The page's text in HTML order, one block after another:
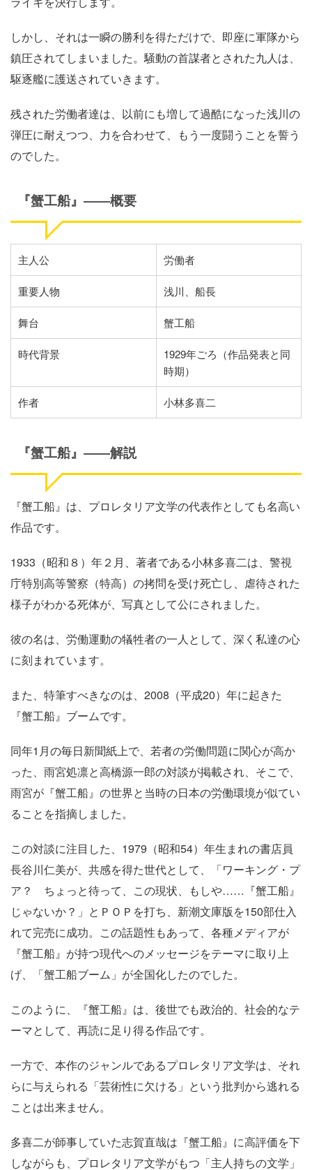
しかし、それは一瞬の勝利を得ただけで、即座に軍隊から
鎮圧されてしまいました。騒動の首謀者とされた九人は、
駆逐艦に護送されていきます。
残された労働者達は、以前にも増して過酷になった浅川の
弾圧に耐えつつ、力を合わせて、もう一度闘うことを誓う
のでした。
『蟹工船』 ――概要
主人公 労働者
重要人物 浅川、船長
舞台 蟹工船
時代背景
1929年ごろ（作品発表と同
時期）
作者 小林多喜二
『蟹工船』 ――解説
『蟹工船』は、プロレタリア文学の代表作としても名高い
作品です。
1933 （昭和８）年２月、著者である小林多喜二は、警視
庁特別高等警察（特高）の拷問を受け死亡し、虐待された
様子がわかる死体が、写真として公にされました。
彼の名は、労働運動の犠牲者の一人として、深く私達の心
に刻まれています。
また、特筆すべきなのは、 2008 （平成20）年に起きた
『蟹工船』ブームです。
同年1 月の毎日新聞紙上で、若者の労働問題に関心が高か
った、雨宮処凛と高橋源一郎の対談が掲載され、そこで、
雨宮が『蟹工船』の世界と当時の日本の労働環境が似てい
ることを指摘しました。
この対談に注目した、 1979 （昭和54）年生まれの書店員
長谷川仁美が、共感を得た世代として、「ワーキング・プ
ア？ ちょっと待って、この現状、もしや…… 『蟹工船』
じゃないか？」とＰＯＰを打ち、新潮文庫版を150部仕入
れて完売に成功。この話題性もあって、各種メディアが
『蟹工船』が持つ現代へのメッセージをテーマに取り上
げ、「蟹工船ブーム」が全国化したのでした。
このように、『蟹工船』は、後世でも政治的、社会的なテ
ーマとして、再読に足り得る作品です。
一方で、本作のジャンルであるプロレタリア文学は、それ
らに与えられる「芸術性に欠ける」という批判から逃れる
ことは出来ません。
多喜二が師事していた志賀直哉は『蟹工船』に高評価を下
しながらも、プロレタリア文学がもつ「主人持ちの文学」